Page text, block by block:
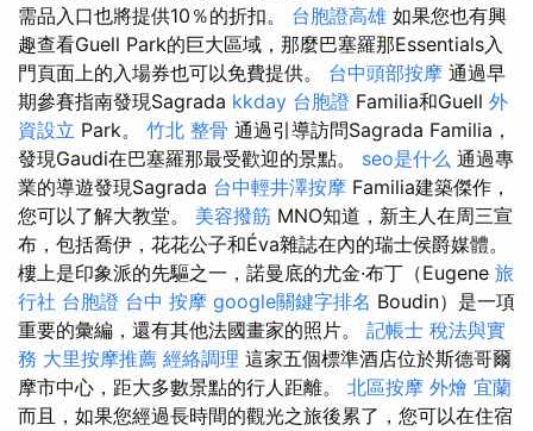
需品入口也將提供10％的折扣。 台胞證高雄 如果您也有興
趣查看Guell Park的巨大區域，那麼巴塞羅那Essentials入
門頁面上的入場券也可以免費提供。 台中頭部按摩 通過早
期參賽指南發現Sagrada kkday 台胞證 Familia和Guell 外
資設立 Park。 竹北 整骨 通過引導訪問Sagrada Familia，
發現Gaudi在巴塞羅那最受歡迎的景點。 seo是什么 通過專
業的導遊發現Sagrada 台中輕井澤按摩 Familia建築傑作，
您可以了解大教堂。 美容撥筋 MNO知道，新主人在周三宣
布，包括喬伊，花花公子和Éva雜誌在內的瑞士侯爵媒體。
樓上是印象派的先驅之一，諾曼底的尤金·布丁（Eugene 旅
行社 台胞證 台中 按摩 google關鍵字排名 Boudin）是一項
重要的彙編，還有其他法國畫家的照片。 記帳士 稅法與實
務 大里按摩推薦 經絡調理 這家五個標準酒店位於斯德哥爾
摩市中心，距大多數景點的行人距離。 北區按摩 外燴 宜蘭
而且，如果您經過長時間的觀光之旅後累了，您可以在住宿